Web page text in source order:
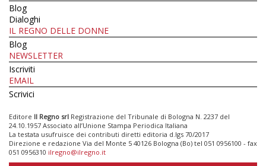
Blog
Dialoghi
IL REGNO DELLE DONNE
Blog
NEWSLETTER
Iscriviti
EMAIL
Scrivici
Editore Il Regno srl Registrazione del Tribunale di Bologna N. 2237 del
24.10.1957 Associato all’Unione Stampa Periodica Italiana
La testata usufruisce dei contributi diretti editoria d.lgs 70/2017
Direzione e redazione Via del Monte 5 40126 Bologna (Bo) tel 051 0956100 - fax
051 0956310 ilregno@ilregno.it